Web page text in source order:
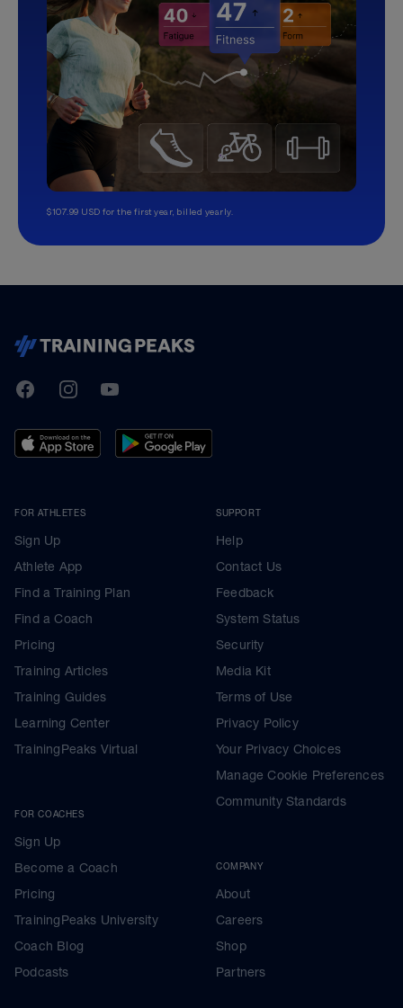
$107.99 USD for the first year, billed yearly.
TrainingPeaks
FacebookInstagramYoutube
FOR ATHLETES
Sign Up
Athlete App
Find a Training Plan
Find a Coach
Pricing
Training Articles
Training Guides
Learning Center
TrainingPeaks Virtual
FOR COACHES
Sign Up
Become a Coach
Pricing
TrainingPeaks University
Coach Blog
Podcasts
SUPPORT
Help
Contact Us
Feedback
System Status
Security
Media Kit
Terms of Use
Privacy Policy
Your Privacy Choices
Manage Cookie Preferences
Community Standards
COMPANY
About
Careers
Shop
Partners